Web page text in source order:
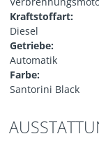
Kraftstoffart:
Diesel
Getriebe:
Automatik
Farbe:
Santorini Black